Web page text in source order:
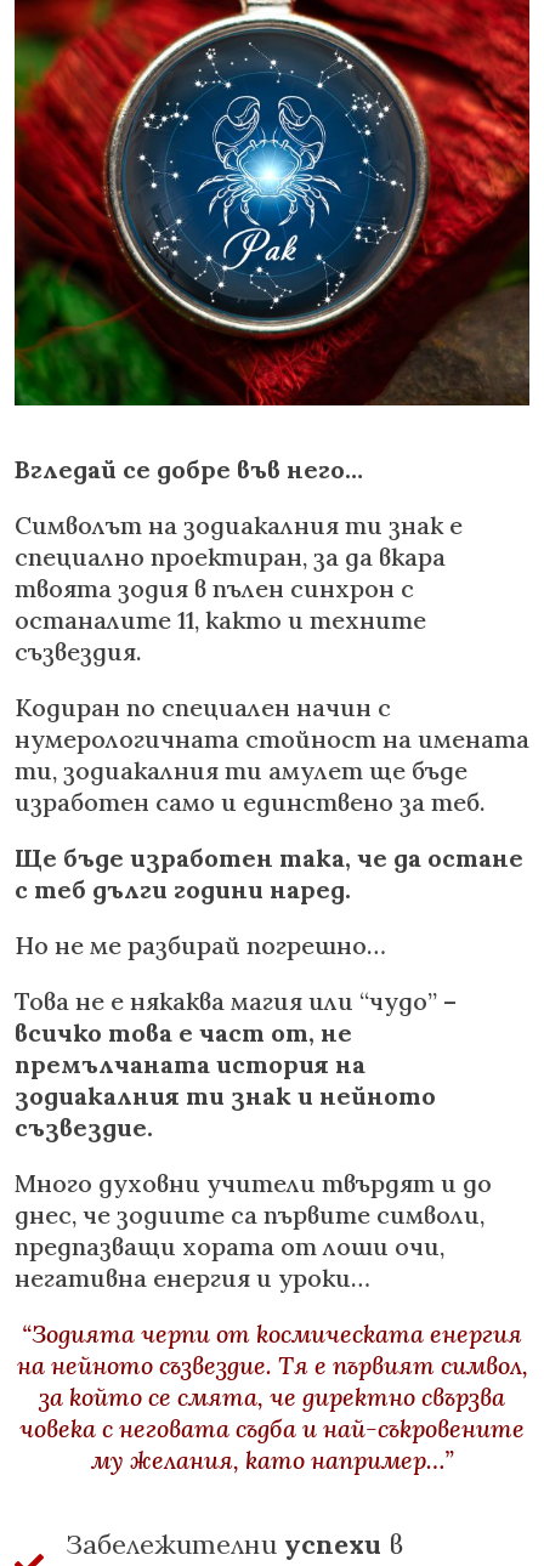
Вгледай се добре във него…
Символът на зодиакалния ти знак е
специално проектиран, за да вкара
твоята зодия в пълен синхрон с
останалите 11, както и техните
съзвездия.
Кодиран по специален начин с
нумерологичната стойност на имената
ти, зодиакалния ти амулет ще бъде
изработен само и единствено за теб.
Ще бъде изработен така, че да остане
с теб дълги години наред.
Но не ме разбирай погрешно…
Това не е някаква магия или “чудо” –
всичко това е част от, не
премълчаната история на
зодиакалния ти знак и нейното
съзвездие.
Много духовни учители твърдят и до
днес, че зодиите са първите символи,
предпазващи хората от лоши очи,
негативна енергия и уроки…
“Зодията черпи от космическата енергия
на нейното съзвездие. Тя е първият символ,
за който се смята, че директно свързва
човека с неговата съдба и най-съкровените
му желания, като например…”
Забележителни успехи в